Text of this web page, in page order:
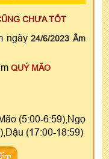
CHƯA TỐT
ngày24/6/2023 Âm
QUÝ MÃO
(5:00-6:59),Ngọ
(17:00-18:59)